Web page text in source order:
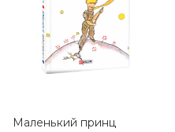
Маленький принц